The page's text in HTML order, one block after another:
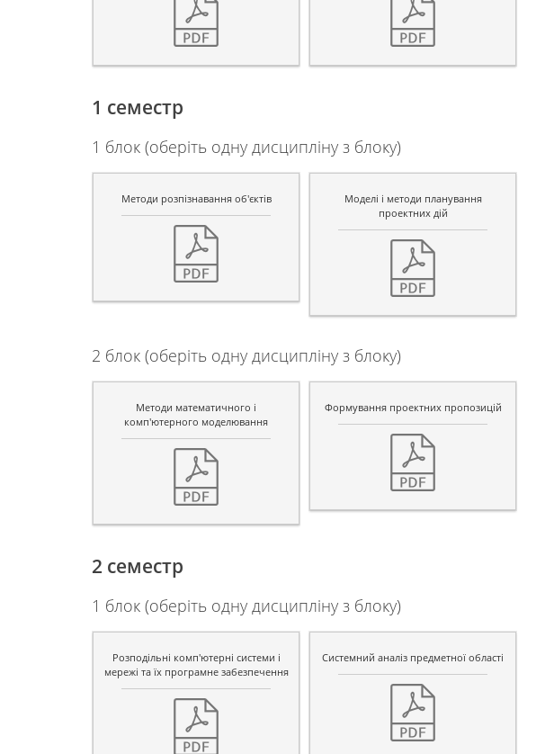
1 семестр
1 блок (оберіть одну дисципліну з блоку)
Методи розпізнавання об'єктів
Моделі і методи планування
проектних дій
2 блок (оберіть одну дисципліну з блоку)
Методи математичного і
комп'ютерного моделювання
Формування проектних пропозицій
2 семестр
1 блок (оберіть одну дисципліну з блоку)
Розподільні комп'ютерні системи і
мережі та їх програмне забезпечення
Системний аналіз предметної області